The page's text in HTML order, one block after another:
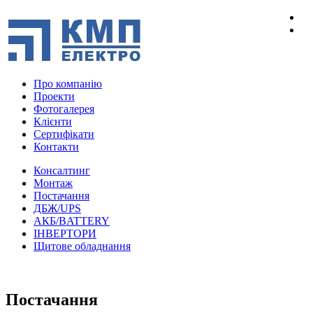
Про компанію
Проекти
Фотогалерея
Клієнти
Сертифікати
Контакти
Консалтинг
Монтаж
Постачання
ДБЖ/UPS
АКБ/BATTERY
ІНВЕРТОРИ
Щитове обладнання
Постачання